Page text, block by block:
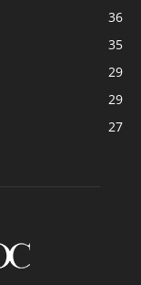
36
35
29
29
27